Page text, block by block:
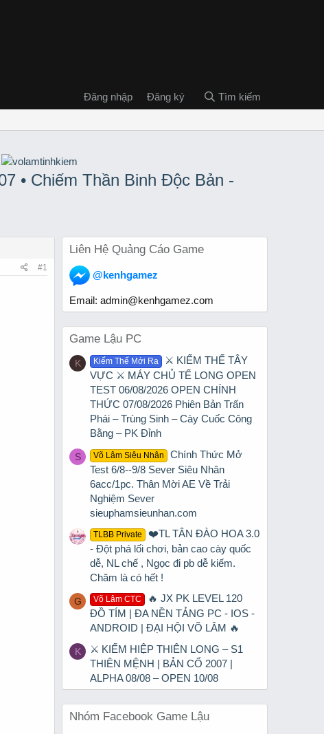
Đăng nhập Đăng ký Tìm kiếm
• Chiếm Thần Binh Độc Bản -
#1
Liên Hệ Quảng Cáo Game
@kenhgamez
Email: admin@kenhgamez.com
Game Lậu PC
K Kiếm Thế Mới Ra
⚔️ KIẾM THẾ TÂY
VỰC ⚔️ MÁY CHỦ TẾ LONG OPEN
TEST 06/08/2026 OPEN CHÍNH
THỨC 07/08/2026 Phiên Bản Trấn
Phái – Trùng Sinh – Cày Cuốc Công
Bằng – PK Đỉnh
S Võ Lâm Siêu Nhân
Chính Thức Mở
Test 6/8--9/8 Sever Siêu Nhân
6acc/1pc. Thân Mời AE Về Trải
Nghiệm Sever
sieuphamsieunhan.com
TLBB Private
❤️TL TÂN ĐÀO HOA 3.0
- Đột phá lối chơi, bản cao cày quốc
dễ, NL chế , Ngọc đi pb dễ kiếm.
Chăm là có hết !
G Võ Lâm CTC
🔥 JX PK LEVEL 120
ĐỒ TÍM | ĐA NỀN TẢNG PC - IOS -
ANDROID | ĐẠI HỘI VÕ LÂM 🔥
K
⚔ KIẾM HIỆP THIÊN LONG – S1
THIÊN MỆNH | BẢN CỔ 2007 |
ALPHA 08/08 – OPEN 10/08
Nhóm Facebook Game Lậu